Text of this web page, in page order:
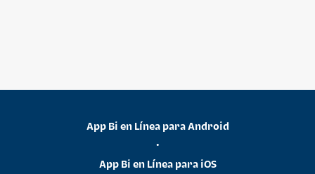
App Bi en Línea para Android
•
App Bi en Línea para iOS